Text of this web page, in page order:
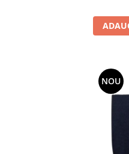
NOU